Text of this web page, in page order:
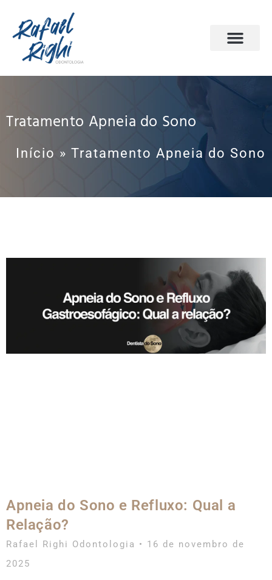
Tratamento Apneia do Sono
Início » Tratamento Apneia do Sono
Apneia do Sono e Refluxo: Qual a
Relação?
Rafael Righi Odontologia
16 de novembro de
2025